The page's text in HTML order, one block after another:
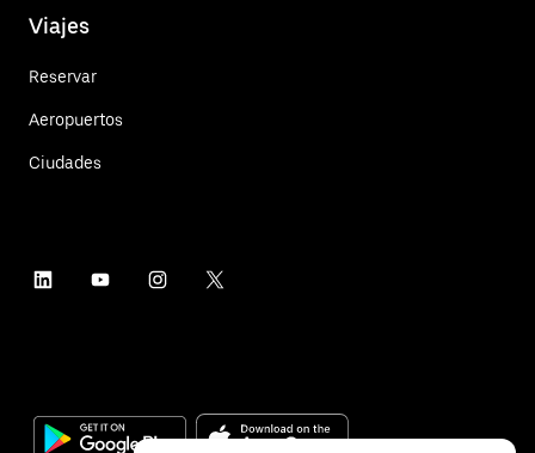
Viajes
Reservar
Aeropuertos
Ciudades